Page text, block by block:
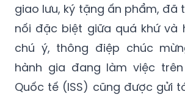
giao lưu, ký tặng ấn phẩm, đã
nối đặc biệt giữa quá khứ và
chú ý, thông điệp chúc
hành gia đang làm việc
Quốc tế (ISS) cũng được gửi